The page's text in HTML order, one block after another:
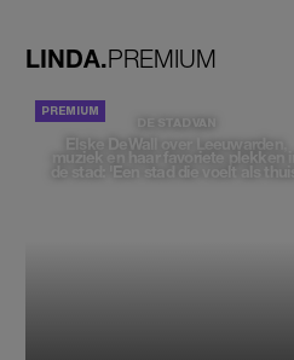
LINDA.PREMIUM
DE STAD VAN
Elske DeWall over Leeuwarden,
muziek en haar favoriete plekken in
de stad: 'Een stad die voelt als thuis'